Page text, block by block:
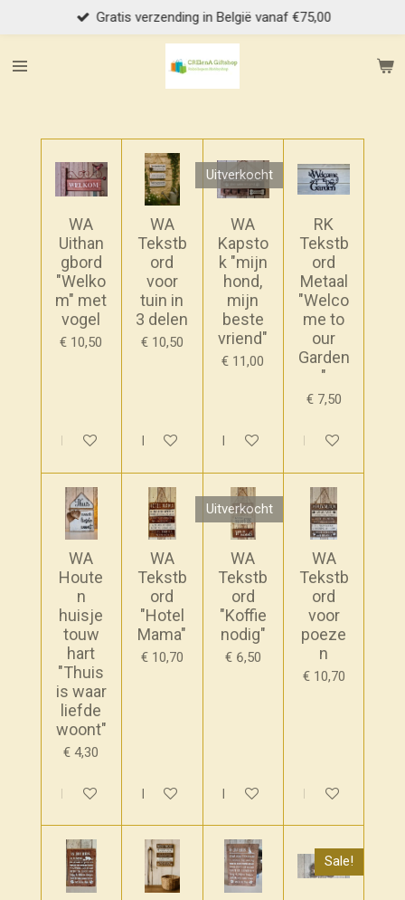
direct
naar
Gratis verzending in België vanaf €75,00
WA
Uithan
gbord
"Welko
m" met
vogel
€ 10,50
In winkelwagen
WA
Tekstb
ord
voor
tuin in
3 delen
€ 10,50
In winkelwagen
Uitverkocht
WA
Kapsto
k "mijn
hond,
mijn
beste
vriend"
€ 11,00
Houd mij op de hoogte
RK
Tekstb
ord
Metaal
"Welco
me to
our
Garden
"
€ 7,50
In winkelwagen
WA
Houte
n
huisje
touw
hart
"Thuis
is waar
liefde
woont"
€ 4,30
In winkelwagen
WA
Tekstb
ord
"Hotel
Mama"
€ 10,70
In winkelwagen
Uitverkocht
WA
Tekstb
ord
"Koffie
nodig"
€ 6,50
Houd mij op de hoogte
WA
Tekstb
ord
voor
poeze
n
€ 10,70
In winkelwagen
Sale!